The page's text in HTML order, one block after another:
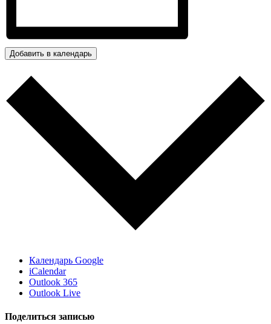
Добавить в календарь
Календарь Google
iCalendar
Outlook 365
Outlook Live
Поделиться записью